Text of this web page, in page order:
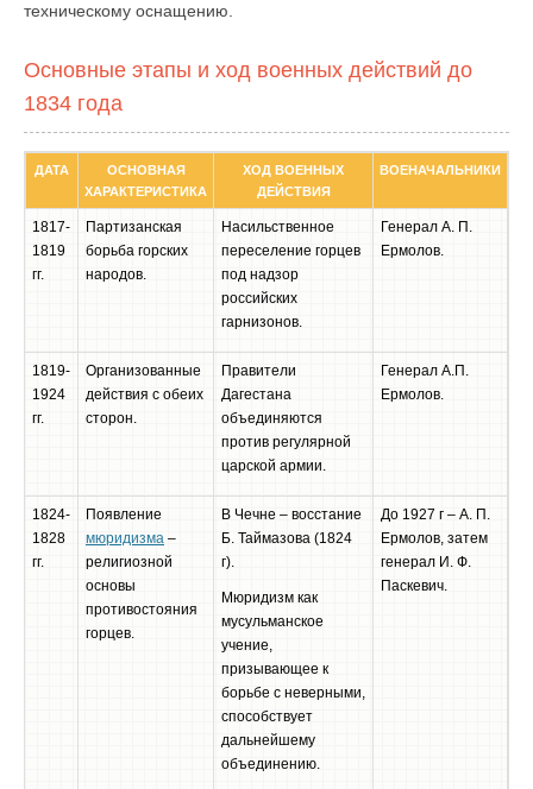
техническому оснащению.
Основные этапы и ход военных действий до
1834 года
ДАТА
ОСНОВНАЯ
ХАРАКТЕРИСТИКА
ХОД ВОЕННЫХ
ДЕЙСТВИЯ
ВОЕНАЧАЛЬНИКИ
1817-
1819
гг.
Партизанская
борьба горских
народов.
Насильственное
переселение горцев
под надзор
российских
гарнизонов.
Генерал А. П.
Ермолов.
1819-
1924
гг.
Организованные
действия с обеих
сторон.
Правители
Дагестана
объединяются
против регулярной
царской армии.
Генерал А.П.
Ермолов.
1824-
1828
гг.
Появление
мюридизма –
религиозной
основы
противостояния
горцев.
В Чечне – восстание
Б. Таймазова (1824
г).
Мюридизм как
мусульманское
учение,
призывающее к
борьбе с неверными,
способствует
дальнейшему
объединению.
До 1927 г – А. П.
Ермолов, затем
генерал И. Ф.
Паскевич.